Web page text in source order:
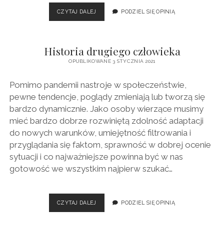
CZYTAJ DALEJ
WIARY
PODZIEL SIĘ OPINIĄ
Historia drugiego człowieka
OPUBLIKOWANE 3 STYCZNIA 2021
Pomimo pandemii nastroje w społeczeństwie,
pewne tendencje, poglądy zmieniają lub tworzą się
bardzo dynamicznie. Jako osoby wierzące musimy
mieć bardzo dobrze rozwiniętą zdolność adaptacji
do nowych warunków, umiejętność filtrowania i
przyglądania się faktom, sprawność w dobrej ocenie
sytuacji i co najważniejsze powinna być w nas
gotowość we wszystkim najpierw szukać…
CZYTAJ DALEJ HISTORIA
DRUGIEGO
PODZIEL SIĘ OPINIĄ